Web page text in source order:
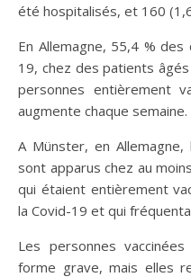
été hospitalisés, et 160
En Allemagne, 55,4 %
19, chez des patients
personnes entièrement
augmente chaque semaine.
A Münster, en
sont apparus chez au
qui étaient entièrement
la Covid-19 et qui
Les personnes
forme grave, mais elles